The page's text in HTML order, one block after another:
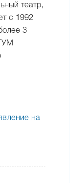
театр,
с 1992
3
на